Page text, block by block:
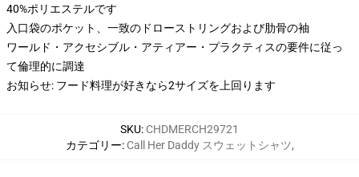
40%ポリエステルです
入口袋のポケット、一致のドローストリングおよび肋骨の袖
ワールド・アクセシブル・アティアー・プラクティスの要件に従っ
て倫理的に調達
お知らせ: フード料理が好きなら2サイズを上回ります
SKU: CHDMERCH29721
カテゴリー: Call Her Daddy スウェットシャツ,